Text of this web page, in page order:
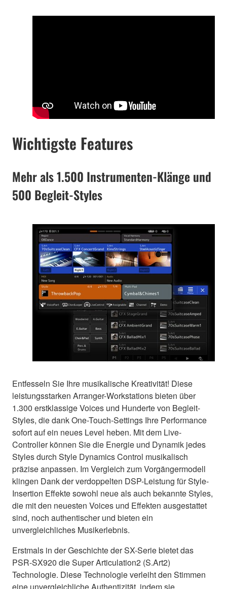
Wichtigste Features
Mehr als 1.500 Instrumenten-Klänge und
500 Begleit-Styles
Entfesseln Sie Ihre musikalische Kreativität! Diese
leistungsstarken Arranger-Workstations bieten über
1.300 erstklassige Voices und Hunderte von Begleit-
Styles, die dank One-Touch-Settings Ihre Performance
sofort auf ein neues Level heben. Mit dem Live-
Controller können Sie die Energie und Dynamik jedes
Styles durch Style Dynamics Control musikalisch
präzise anpassen. Im Vergleich zum Vorgängermodell
klingen Dank der verdoppelten DSP-Leistung für Style-
Insertion Effekte sowohl neue als auch bekannte Styles,
die mit den neuesten Voices und Effekten ausgestattet
sind, noch authentischer und bieten ein
unvergleichliches Musikerlebnis.
Erstmals in der Geschichte der SX-Serie bietet das
PSR-SX920 die Super Articulation2 (S.Art2)
Technologie. Diese Technologie verleiht den Stimmen
eine unvergleichliche Authentizität, indem sie